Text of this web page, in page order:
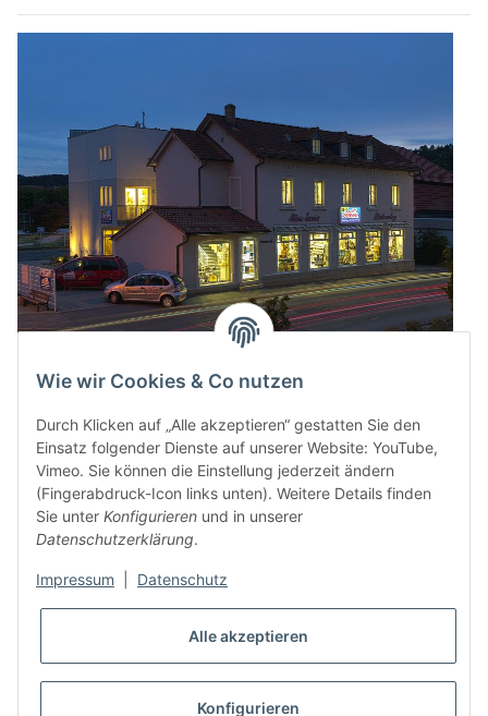
Wie wir Cookies & Co nutzen
Durch Klicken auf „Alle akzeptieren“ gestatten Sie den
Einsatz folgender Dienste auf unserer Website: YouTube,
Vimeo. Sie können die Einstellung jederzeit ändern
(Fingerabdruck-Icon links unten). Weitere Details finden
Sie unter Konfigurieren und in unserer
Datenschutzerklärung.
Impressum Datenschutz
Alle akzeptieren
Konfigurieren
* Alle Preise inkl. gesetzlicher USt., zzgl.
VERTRAG WIDERRUFEN